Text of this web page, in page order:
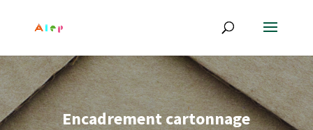
Encadrement cartonnage